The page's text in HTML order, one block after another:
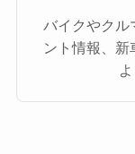
バイクやクル
ント情報、新